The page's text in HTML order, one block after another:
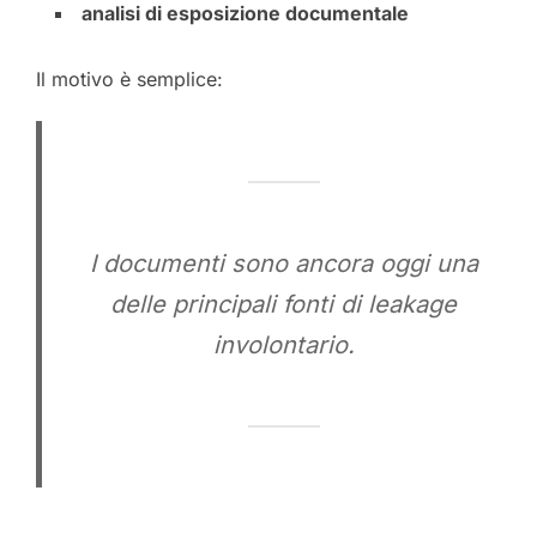
analisi di esposizione documentale
Il motivo è semplice:
I documenti sono ancora oggi una
delle principali fonti di leakage
involontario.